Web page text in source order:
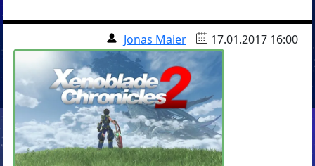
Jonas Maier 17.01.2017 16:00